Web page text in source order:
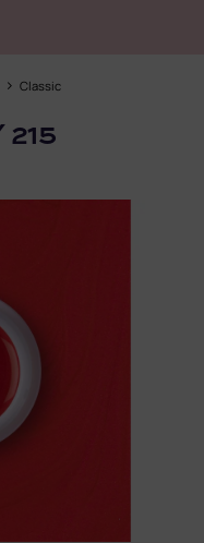
Classic
215